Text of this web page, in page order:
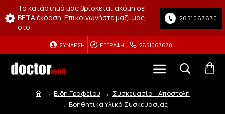
Το κατάστημά μας βρίσκεται ακόμη σε
BETA έκδοση. Επικοινωνήστε μαζί μας
στο
2651067670
ΣΎΝΔΕΣΗ ΕΓΓΡΑΦΉ 2651067670
Είδη Γραφείου
Συσκευασία - Αποστολή
Βοηθητικά Υλικά Συσκευασίας